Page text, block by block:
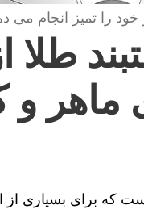
خود را تمیز انجام می
طلا
و
که برای بسیاری